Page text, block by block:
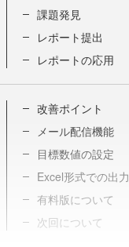
課題発見
レポート提出
レポートの応用
改善ポイント
メール配信機能
目標数値の設定
Excel形式での出力
有料版について
次回について